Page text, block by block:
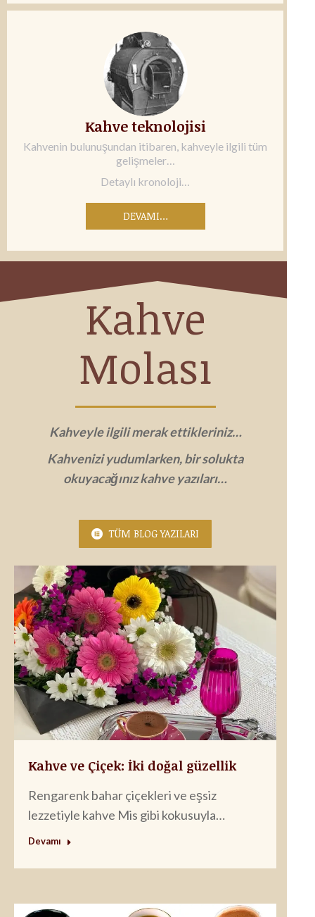
Kahve teknolojisi
Kahvenin bulunuşundan itibaren, kahveyle ilgili tüm
gelişmeler…
Detaylı kronoloji…
DEVAMI…
Kahve
Molası
Kahveyle ilgili merak ettikleriniz…
Kahvenizi yudumlarken, bir solukta
okuyacağınız kahve yazıları…
TÜM BLOG YAZILARI
Kahve ve Çiçek: İki doğal güzellik
Rengarenk bahar çiçekleri ve eşsiz
lezzetiyle kahve Mis gibi kokusuyla…
Devamı